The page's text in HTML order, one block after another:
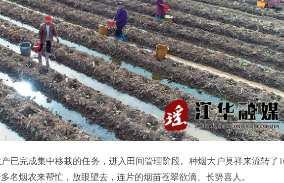
已完成集中移栽的任务，进入田间管理阶段。种烟大户莫祥来流转了
名烟农来帮忙，放眼望去，连片的烟苗苍翠欲滴、长势喜人。